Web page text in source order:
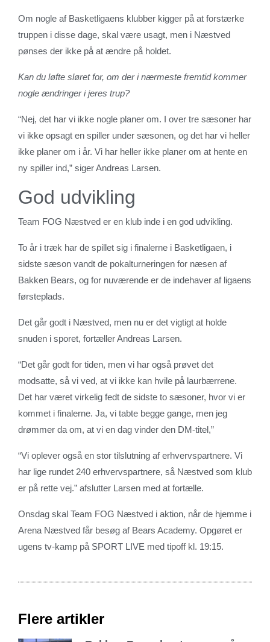
Om nogle af Basketligaens klubber kigger på at forstærke
truppen i disse dage, skal være usagt, men i Næstved
pønses der ikke på at ændre på holdet.
Kan du løfte sløret for, om der i nærmeste fremtid kommer
nogle ændringer i jeres trup?
“Nej, det har vi ikke nogle planer om. I over tre sæsoner har
vi ikke opsagt en spiller under sæsonen, og det har vi heller
ikke planer om i år. Vi har heller ikke planer om at hente en
ny spiller ind,” siger Andreas Larsen.
God udvikling
Team FOG Næstved er en klub inde i en god udvikling.
To år i træk har de spillet sig i finalerne i Basketligaen, i
sidste sæson vandt de pokalturneringen for næsen af
Bakken Bears, og for nuværende er de indehaver af ligaens
førsteplads.
Det går godt i Næstved, men nu er det vigtigt at holde
snuden i sporet, fortæller Andreas Larsen.
“Det går godt for tiden, men vi har også prøvet det
modsatte, så vi ved, at vi ikke kan hvile på laurbærrene.
Det har været virkelig fedt de sidste to sæsoner, hvor vi er
kommet i finalerne. Ja, vi tabte begge gange, men jeg
drømmer da om, at vi en dag vinder den DM-titel,”
“Vi oplever også en stor tilslutning af erhvervspartnere. Vi
har lige rundet 240 erhvervspartnere, så Næstved som klub
er på rette vej.” afslutter Larsen med at fortælle.
Onsdag skal Team FOG Næstved i aktion, når de hjemme i
Arena Næstved får besøg af Bears Academy. Opgøret er
ugens tv-kamp på SPORT LIVE med tipoff kl. 19:15.
Flere artikler